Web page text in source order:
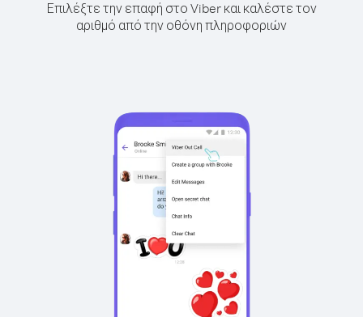
Επιλέξτε την επαφή στο Viber και καλέστε τον
αριθμό από την οθόνη πληροφοριών